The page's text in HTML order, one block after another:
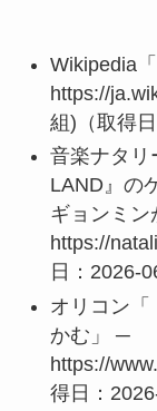
Wikipedia
https://
組)（取得
音楽ナタリ
LAND』の
ギョンミ
https://
日：2026-
オリコン「
かむ」 ─
https://
得日：